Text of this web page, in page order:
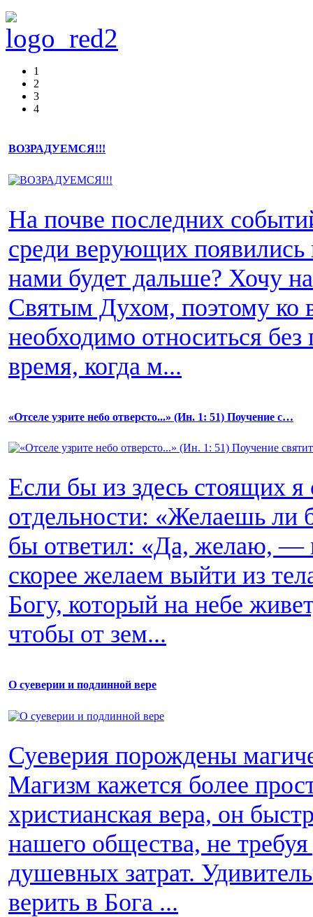
1
2
3
4
ВОЗРАДУЕМСЯ!!!
На почве последних
среди верующих
нами будет дальше? Хочу
Святым Духом, поэтому ко
необходимо относиться
время, когда м...
«Отселе узрите небо отверсто...» (Ин. 1: 51) Поучение c…
Если бы из здесь стоящих
отдельности: «Желаешь
бы ответил: «Да, желаю, —
скорее желаем выйти из
Богу, который на небе
чтобы от зем...
О суеверии и подлинной вере
Суеверия порождены
Магизм кажется более
христианская вера, он
нашего общества, не
душевных затрат.
верить в Бога ...